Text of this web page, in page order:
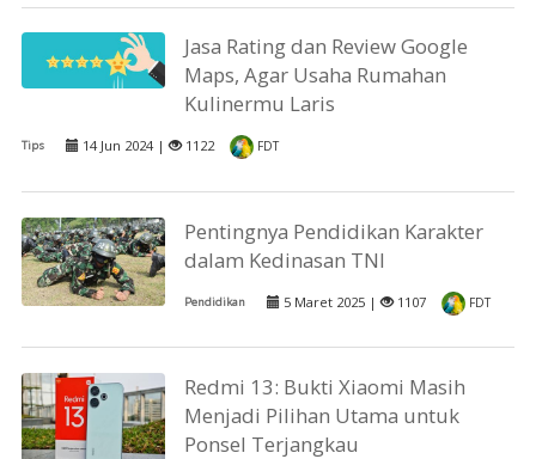
Jasa Rating dan Review Google
Maps, Agar Usaha Rumahan
Kulinermu Laris
Tips 14 Jun 2024 | 1122 FDT
Pentingnya Pendidikan Karakter
dalam Kedinasan TNI
Pendidikan 5 Maret 2025 | 1107 FDT
Redmi 13: Bukti Xiaomi Masih
Menjadi Pilihan Utama untuk
Ponsel Terjangkau